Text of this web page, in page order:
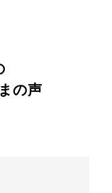
の声